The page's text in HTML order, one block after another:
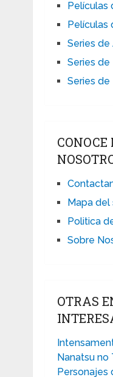
Películas
Películas
Series de
Series de
Series de
CONOCE
Mapa del
Politica
Sobre
OTRAS
Nanatsu no
Personajes